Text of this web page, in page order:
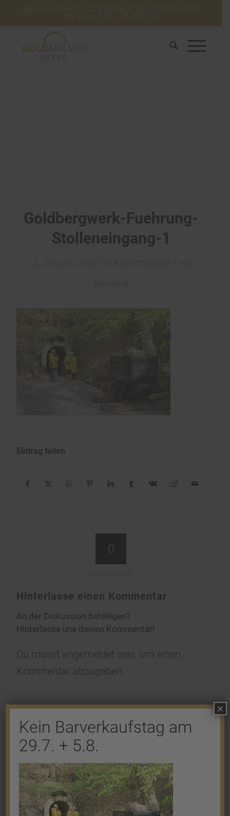
Service-Hotline Mo-Do 8:30 bis 16:30 Uhr. Fr bis 13:45
Uhr. Fon: 07 21 / 75 40 51 30
Goldbergwerk-Fuehrung-
Stolleneingang-1
Eintrag teilen
0
Hinterlasse einen Kommentar
An der Diskussion beteiligen?
Hinterlasse uns deinen Kommentar!
Du musst angemeldet sein, um einen
Kommentar abzugeben.
Shop
Gold
Granalien
Kein Barverkaufstag am
29.7. + 5.8.
×